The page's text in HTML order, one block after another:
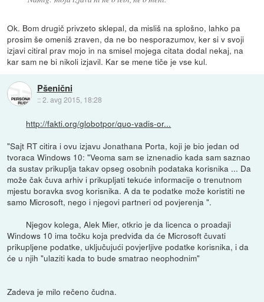
Ok. Bom drugič privzeto sklepal, da misliš na splošno, lahko pa
prosim še omeniš zraven, da ne bo nesporazumov, ker si v svoji
izjavi citiral prav mojo in na smisel mojega citata dodal nekaj, na
kar sam ne bi nikoli izjavil. Kar se mene tiče je vse kul.
Pšenični
::2. avg 2015, 18:28
http://fakti.org/globotpor/quo-vadis-or...
"Sajt RT citira i ovu izjavu Jonathana Porta, koji je bio jedan od
tvoraca Windows 10: "Veoma sam se iznenadio kada sam saznao
da sustav prikuplja takav opseg osobnih podataka korisnika ... Da
može čak čuva arhiv i prikupljati tekuće informacije o trenutnom
mjestu boravka svog korisnika. A da te podatke može koristiti ne
samo Microsoft, nego i njegovi partneri od povjerenja ".
Njegov kolega, Alek Mier, otkrio je da licenca o proadaji
Windows 10 ima točku koja predviđa da će Microsoft čuvati
prikupljene podatke, uključujući povjerljive podatke korisnika, i da
će u njih "ulaziti kada to bude smatrao neophodnim"
Zadeva je milo rečeno čudna.